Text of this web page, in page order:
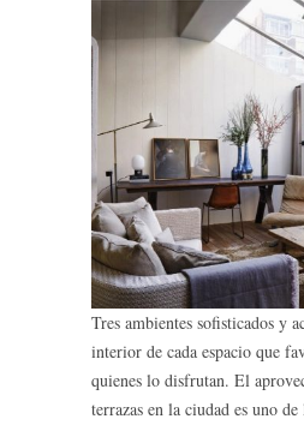
Tres ambientes sofisticados y
interior de cada espacio que
quienes lo disfrutan. El
terrazas en la ciudad es uno